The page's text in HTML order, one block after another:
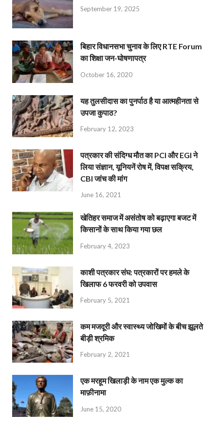
September 19, 2025
बिहार विधानसभा चुनाव के लिए RTE Forum
का शिक्षा जन-घोषणापत्र
October 16, 2020
यह तुलसीदास का पुनर्पाठ है या आत्महीनता से
उपजा कुपाठ?
February 12, 2023
पत्रकार की संदिग्ध मौत का PCI और EGI ने
लिया संज्ञान, यूनियनें रोष में, विपक्ष सक्रिय,
CBI जांच की मांग
June 16, 2021
खेतिहर समाज में असंतोष को बढ़ाएगा बजट में
किसानों के साथ किया गया छल
February 4, 2023
काशी पत्रकार संघ: पत्रकारों पर हमले के
खिलाफ 6 फरवरी को उपवास
February 5, 2021
कम मजदूरी और स्वास्थ्य जोखिमों के बीच झूलते
बीड़ी श्रमिक
February 2, 2021
एक मरहूम खिलाड़ी के नाम एक मुल्क का
माफ़ीनामा
June 15, 2020